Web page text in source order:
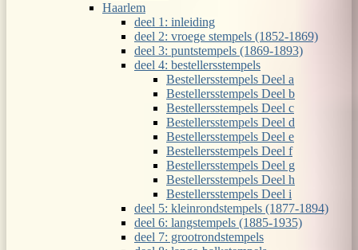
Haarlem
deel 1: inleiding
deel 2: vroege stempels (1852-1869)
deel 3: puntstempels (1869-1893)
deel 4: bestellersstempels
Bestellersstempels Deel a
Bestellersstempels Deel b
Bestellersstempels Deel c
Bestellersstempels Deel d
Bestellersstempels Deel e
Bestellersstempels Deel f
Bestellersstempels Deel g
Bestellersstempels Deel h
Bestellersstempels Deel i
deel 5: kleinrondstempels (1877-1894)
deel 6: langstempels (1885-1935)
deel 7: grootrondstempels